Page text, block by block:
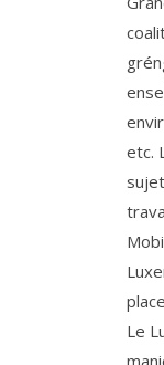
etc.
Le